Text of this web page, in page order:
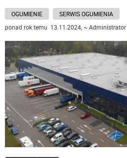
OGUMIENIE
SERWIS OGUMIENIA
ponad rok temu 13.11.2024, ~